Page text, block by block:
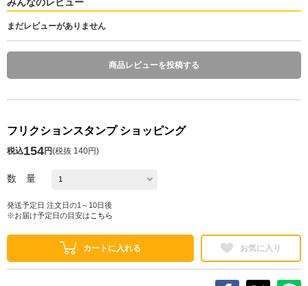
まだレビューがありません
商品レビューを投稿する
フリクションスタンプ ショッピング
税込154円(税抜 140円)
数 量
発送予定日 注文日の1～10日後
※お届け予定日の目安は こちら
カートに入れる お気に入り